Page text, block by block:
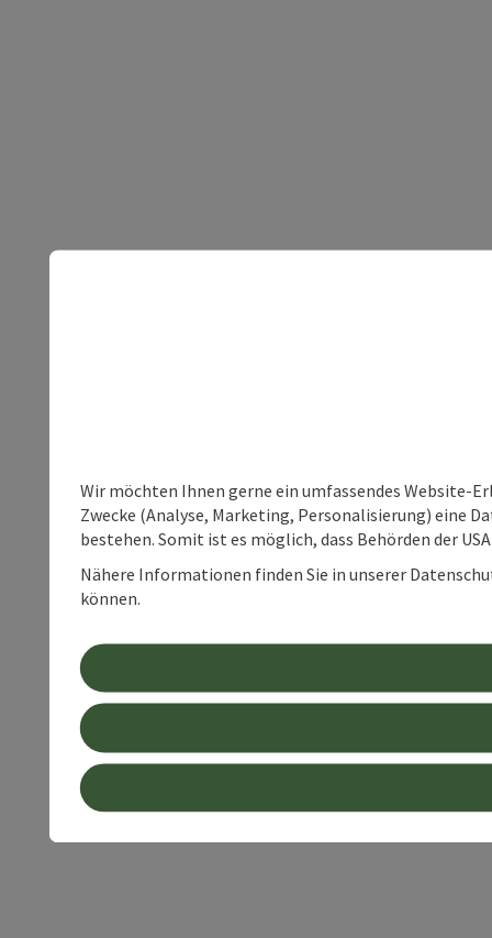
Wir möchten Ihnen gerne ein umfassendes Website-
Zwecke (Analyse, Marketing, Personalisierung) eine
bestehen. Somit ist es möglich, dass Behörden der
Nähere Informationen finden Sie in unserer
können.